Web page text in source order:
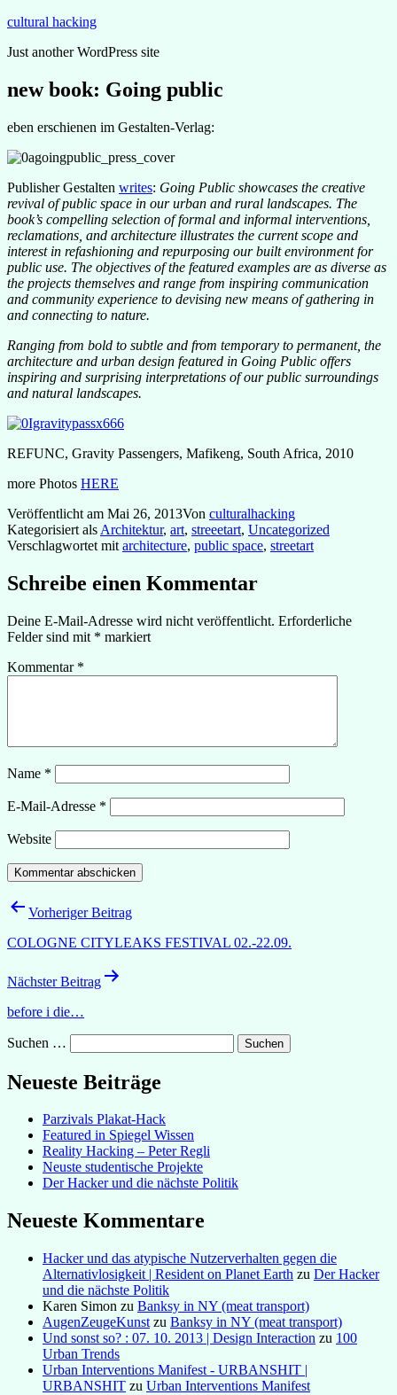
Zum
springen
cultural hacking
Just another WordPress site
new book: Going public
eben erschienen im Gestalten-Verlag:
Publisher Gestalten writes: Going Public showcases the creative
revival of public space in our urban and rural landscapes. The
book’s compelling selection of formal and informal interventions,
reclamations, and architecture illustrates the current scope and
interest in refashioning and repurposing our built environment for
public use. The objectives of the featured examples are as diverse as
the projects themselves and range from inspiring communication
and community experience to devising new means of gathering in
and connecting to nature.
Ranging from bold to subtle and from temporary to permanent, the
architecture and urban design featured in Going Public offers
inspiring and surprising interpretations of our public surroundings
and natural landscapes.
REFUNC, Gravity Passengers, Mafikeng, South Africa, 2010
more Photos HERE
Veröffentlicht am Mai 26, 2013Von culturalhacking
Kategorisiert als Architektur, art, streeetart, Uncategorized
Verschlagwortet mit architecture, public space, streetart
Schreibe einen Kommentar
Deine E-Mail-Adresse wird nicht veröffentlicht. Erforderliche
Felder sind mit * markiert
Kommentar *
Name *
E-Mail-Adresse *
Website
Beitragsnavigation
Vorheriger Beitrag
COLOGNE CITYLEAKS FESTIVAL 02.-22.09.
Nächster Beitrag
before i die…
Suchen …
Neueste Beiträge
Parzivals Plakat-Hack
Featured in Spiegel Wissen
Reality Hacking – Peter Regli
Neuste studentische Projekte
Der Hacker und die nächste Politik
Neueste Kommentare
Hacker und das atypische Nutzerverhalten gegen die
Alternativlosigkeit | Resident on Planet Earth zu Der Hacker
und die nächste Politik
Karen Simon zu Banksy in NY (meat transport)
AugenZeugeKunst zu Banksy in NY (meat transport)
Und sonst so? : 07. 10. 2013 | Design Interaction zu 100
Urban Trends
Urban Interventions Manifest - URBANSHIT |
URBANSHIT zu Urban Interventions Manifest